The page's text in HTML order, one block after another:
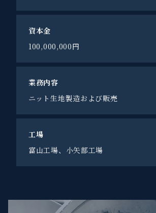
資本金
100,000,000円
業務内容
ニット生地製造および販売
工場
富山工場、小矢部工場